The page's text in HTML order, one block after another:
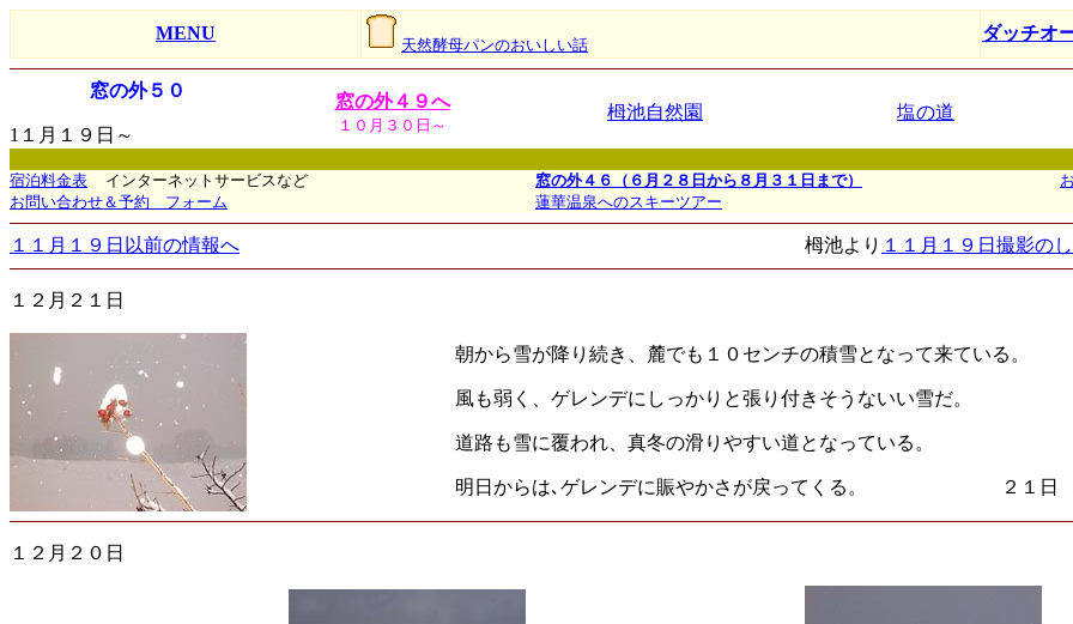
MENU
天然酵母パンのおいしい話
ダッチオ
窓の外５０
1１月１９日～
窓の外４９へ
１０月３０日～
栂池自然園 塩の道
宿泊料金表 インターネットサービスなど 窓の外４６（６月２８日から８月３１日まで）
お問い合わせ＆予約 フォーム
蓮華温泉へのスキーツアー
１１月１９日以前の情報へ 栂池より １１月１９日撮影の
１２月２１日
朝から雪が降り続き、麓でも１０センチの積雪となって来ている。
風も弱く、ゲレンデにしっかりと張り付きそうないい雪だ。
道路も雪に覆われ、真冬の滑りやすい道となっている。
明日からは､ゲレンデに賑やかさが戻ってくる。 ２１日
１２月２０日